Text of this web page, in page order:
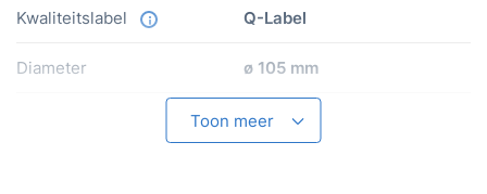
Kwaliteitslabel Q-Label
Diameter ø 105 mm
NEN-EN 14604
Toon meer